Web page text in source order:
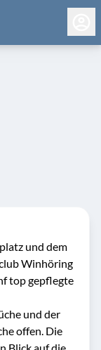
und dem
Winhöring
top gepflegte
und der
offen. Die